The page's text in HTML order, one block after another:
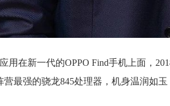
用在新一代的OPPO Find手机上面，
最强的骁龙845处理器，机身温润如